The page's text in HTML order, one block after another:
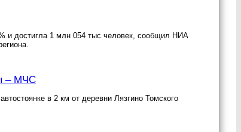
и достигла 1 млн 054 тыс человек, сообщил НИА
– МЧС
в 2 км от деревни Лязгино Томского